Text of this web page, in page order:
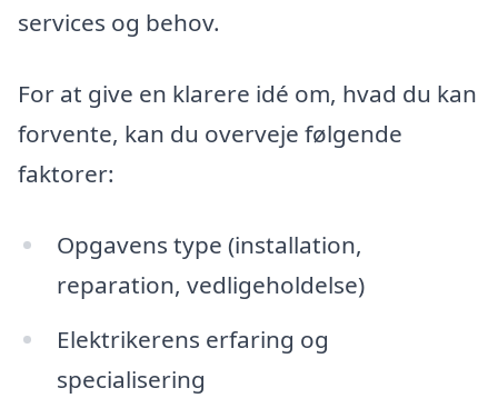
services og behov.
For at give en klarere idé om, hvad du kan
forvente, kan du overveje følgende
faktorer:
Opgavens type (installation,
reparation, vedligeholdelse)
Elektrikerens erfaring og
specialisering